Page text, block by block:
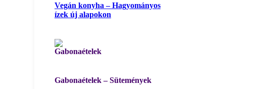
Vegán konyha – Hagyományos
ízek új alapokon
Gabonaételek – Sütemények